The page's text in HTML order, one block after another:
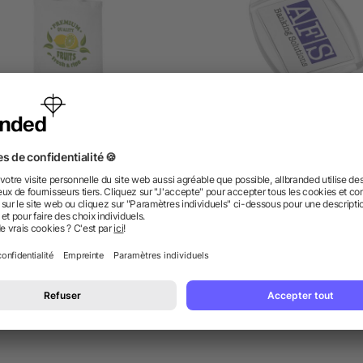
Shopping coton Madras
5/5 (2)
dès 0,82 € dès 0,27 €
des questions ? Nous avons les